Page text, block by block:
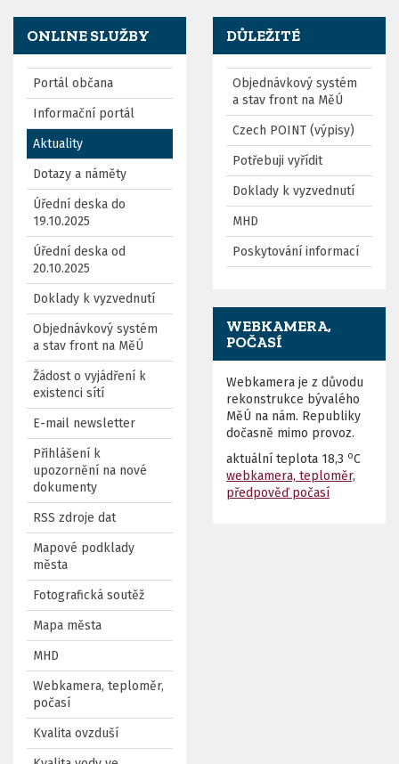
ONLINE SLUŽBY
Portál občana
Informační portál
Aktuality
Dotazy a náměty
Úřední deska do
19.10.2025
Úřední deska od
20.10.2025
Doklady k vyzvednutí
Objednávkový systém
a stav front na MěÚ
Žádost o vyjádření k
existenci sítí
E-mail newsletter
Přihlášení k
upozornění na nové
dokumenty
RSS zdroje dat
Mapové podklady
města
Fotografická soutěž
Mapa města
MHD
Webkamera, teploměr,
počasí
Kvalita ovzduší
DŮLEŽITÉ
Objednávkový systém
a stav front na MěÚ
Czech POINT (výpisy)
Potřebuji vyřídit
Doklady k vyzvednutí
MHD
Poskytování informací
WEBKAMERA,
POČASÍ
Webkamera je z důvodu
rekonstrukce bývalého
MěÚ na nám. Republiky
dočasně mimo provoz.
aktuální teplota 18,3 oC
webkamera, teploměr,
předpověď počasí